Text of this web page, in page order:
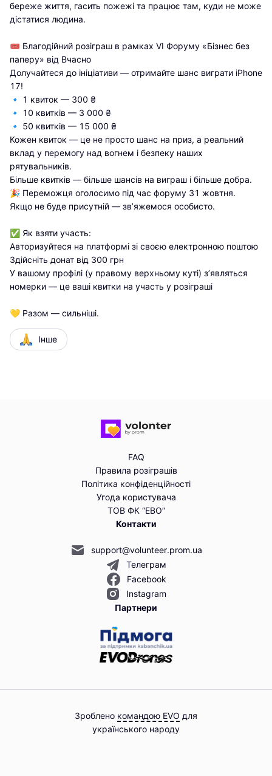
береже життя, гасить пожежі та працює там, куди не може
дістатися людина.
🎟 Благодійний розіграш в рамках VI Форуму «Бізнес без
паперу» від Вчасно
Долучайтеся до ініціативи — отримайте шанс виграти iPhone
17!
🔹 1 квиток — 300 ₴
🔹 10 квитків — 3 000 ₴
🔹 50 квитків — 15 000 ₴
Кожен квиток — це не просто шанс на приз, а реальний
вклад у перемогу над вогнем і безпеку наших
рятувальників.
Більше квитків — більше шансів на виграш і більше добра.
🎉 Переможця оголосимо під час форуму 31 жовтня.
Якщо не буде присутній — зв’яжемося особисто.
✅ Як взяти участь:
Авторизуйтеся на платформі зі своєю електронною поштою
Здійсніть донат від 300 грн
У вашому профілі (у правому верхньому куті) з’являться
номерки — це ваші квитки на участь у розіграші
💛 Разом — сильніші.
Інше
FAQ
Правила розіграшів
Політика конфіденційності
Угода користувача
ТОВ ФК “ЕВО”
Контакти
support@volunteer.prom.ua
Телеграм
Facebook
Instagram
Партнери
Зроблено командою EVO для
українського народу